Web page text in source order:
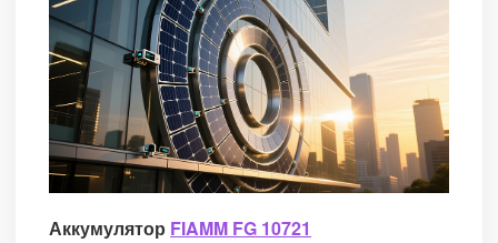
Аккумулятор FIAMM FG 10721